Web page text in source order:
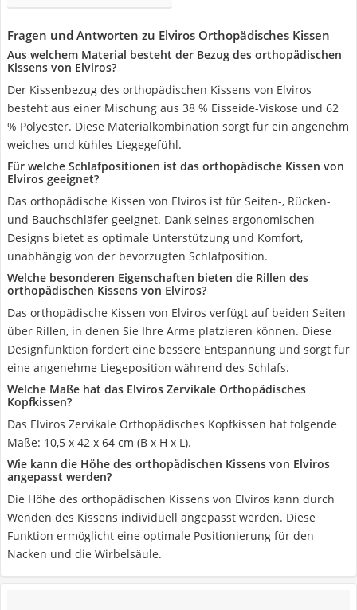
Fragen und Antworten zu Elviros Orthopädisches Kissen
Aus welchem Material besteht der Bezug des orthopädischen
Kissens von Elviros?
Der Kissenbezug des orthopädischen Kissens von Elviros
besteht aus einer Mischung aus 38 % Eisseide-Viskose und 62
% Polyester. Diese Materialkombination sorgt für ein angenehm
weiches und kühles Liegegefühl.
Für welche Schlafpositionen ist das orthopädische Kissen von
Elviros geeignet?
Das orthopädische Kissen von Elviros ist für Seiten-, Rücken-
und Bauchschläfer geeignet. Dank seines ergonomischen
Designs bietet es optimale Unterstützung und Komfort,
unabhängig von der bevorzugten Schlafposition.
Welche besonderen Eigenschaften bieten die Rillen des
orthopädischen Kissens von Elviros?
Das orthopädische Kissen von Elviros verfügt auf beiden Seiten
über Rillen, in denen Sie Ihre Arme platzieren können. Diese
Designfunktion fördert eine bessere Entspannung und sorgt für
eine angenehme Liegeposition während des Schlafs.
Welche Maße hat das Elviros Zervikale Orthopädisches
Kopfkissen?
Das Elviros Zervikale Orthopädisches Kopfkissen hat folgende
Maße: 10,5 x 42 x 64 cm (B x H x L).
Wie kann die Höhe des orthopädischen Kissens von Elviros
angepasst werden?
Die Höhe des orthopädischen Kissens von Elviros kann durch
Wenden des Kissens individuell angepasst werden. Diese
Funktion ermöglicht eine optimale Positionierung für den
Nacken und die Wirbelsäule.